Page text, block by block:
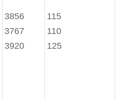
3856
3767
3920
115
110
125